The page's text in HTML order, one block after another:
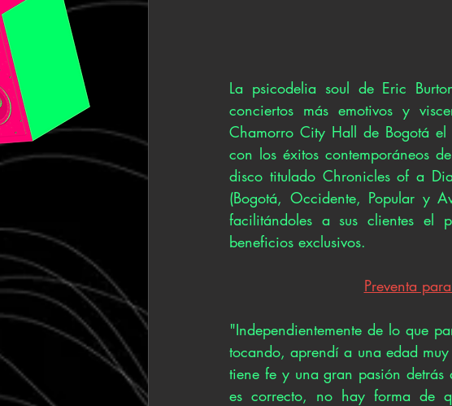
La psicodelia soul de Eric
conciertos más emotivos y
Chamorro City Hall de Bogotá
con los éxitos contemporáneos
disco titulado Chronicles of a
(Bogotá, Occidente, Popular y
facilitándoles a sus clientes
beneficios exclusivos.
Preventa
"Independientemente de lo que
tocando, aprendí a una edad
tiene fe y una gran pasión
es correcto, no hay forma de